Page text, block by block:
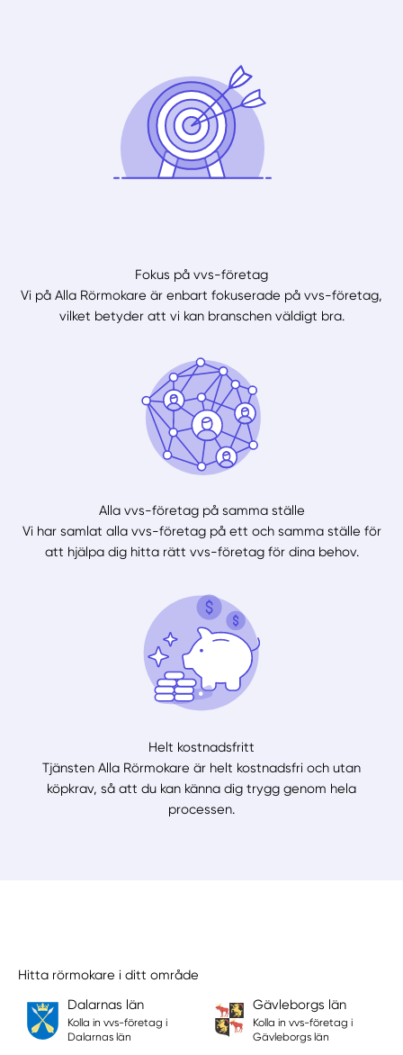
Fokus på vvs-företag
Vi på Alla Rörmokare är enbart fokuserade på vvs-företag,
vilket betyder att vi kan branschen väldigt bra.
Alla vvs-företag på samma ställe
Vi har samlat alla vvs-företag på ett och samma ställe för
att hjälpa dig hitta rätt vvs-företag för dina behov.
Helt kostnadsfritt
Tjänsten Alla Rörmokare är helt kostnadsfri och utan
köpkrav, så att du kan känna dig trygg genom hela
processen.
Hitta rörmokare i ditt område
Dalarnas län
Kolla in vvs-företag i
Dalarnas län
Gävleborgs län
Kolla in vvs-företag i
Gävleborgs län